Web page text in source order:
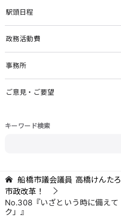
駅頭日程
政務活動費
事務所
ご意見・ご要望
キーワード検索
船橋市議会議員 高橋けんた
市政改革！
No.308『いざという時に備えて
ク」』